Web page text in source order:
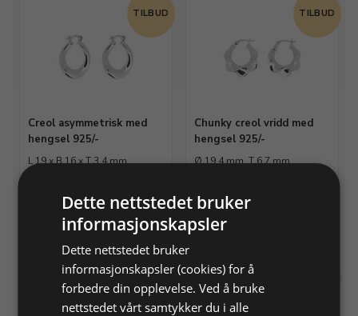
TILBUD
Creol asymmetrisk med
hengsel 925/-
L 19 x B 16 x T 3,4 mm
Varenr. 314224 På lager
Info
TILBUD
Chunky creol vridd med
hengsel 925/-
Ø 19,4 mm, T 6,7 mm
Varenr. 314227
MENGDE
RABATT
Dette nettstedet bruker
informasjonskapsler
Dette nettstedet bruker
informasjonskapsler (cookies) for å
forbedre din opplevelse. Ved å bruke
nettstedet vårt samtykker du i alle